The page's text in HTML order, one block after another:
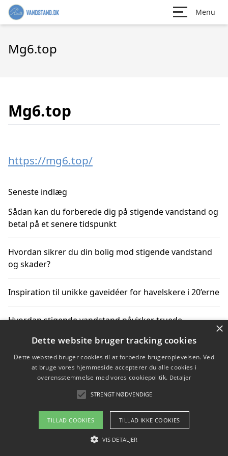
Menu
Mg6.top
Mg6.top
https://mg6.top/
Seneste indlæg
Sådan kan du forberede dig på stigende vandstand og
betal på et senere tidspunkt
Hvordan sikrer du din bolig mod stigende vandstand
og skader?
Inspiration til unikke gaveidéer for havelskere i 20’erne
Hvordan stigende vandstand påvirker truede
Sådan vælger du de bedste vandrerygsække til
vandreture i Danmark
Copyright 2026 - Pilanto Aps
Om / kontakt
×
Dette website bruger tracking cookies
Dette websted bruger cookies til at forbedre brugeroplevelsen. Ved
at bruge vores hjemmeside accepterer du alle cookies i
overensstemmelse med vores cookiepolitik. Detaljer
STRENGT NØDVENDIGE
TILLAD COOKIES TILLAD IKKE COOKIES
VIS DETALJER